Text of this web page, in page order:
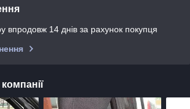
впродовж 14 днів за рахунок покупця